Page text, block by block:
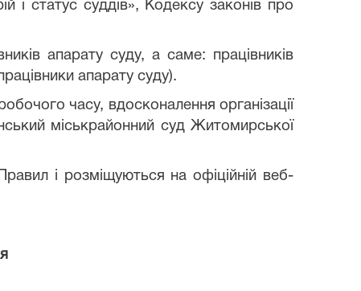
і статус суддів», Кодексу законів про
апарату суду, а саме: працівників
апарату суду).
часу, вдосконалення організації
міськрайонний суд Житомирської
і розміщуються на офіційній веб-